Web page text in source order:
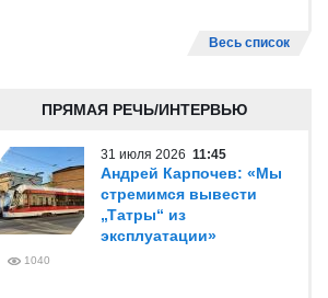
Весь список
ПРЯМАЯ РЕЧЬ/ИНТЕРВЬЮ
31 июля 2026 11:45
Андрей Карпочев: «Мы
стремимся вывести
„Татры“ из
эксплуатации»
1040